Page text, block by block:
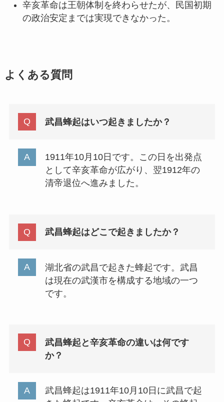
辛亥革命は王朝体制を終わらせたが、民国初期
の政治安定までは実現できなかった。
よくある質問
武昌蜂起はいつ起きましたか？
1911年10月10日です。この日を出発点
として辛亥革命が広がり、翌1912年の
清帝退位へ進みました。
武昌蜂起はどこで起きましたか？
湖北省の武昌で起きた蜂起です。武昌
は現在の武漢市を構成する地域の一つ
です。
武昌蜂起と辛亥革命の違いは何です
か？
武昌蜂起は1911年10月10日に武昌で起